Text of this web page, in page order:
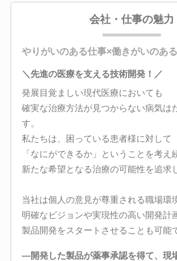
会社・仕事の魅力
やりがいのある仕事×働きがいのあ
＼先進の医療を支える技術開発！／
発展目覚ましい現代医療においても
確実な治療方法が見つからない病気は
す。
私たちは、困っている患者様に対して
「なにができるか」ということを考え
新たな希望となる治療の可能性を追求
当社は個人の意見が尊重される職場環
明確なビジョンや実現性の高い開発計
製品開発をスタートさせることも可能
―開発した製品が薬事承認を得て、現